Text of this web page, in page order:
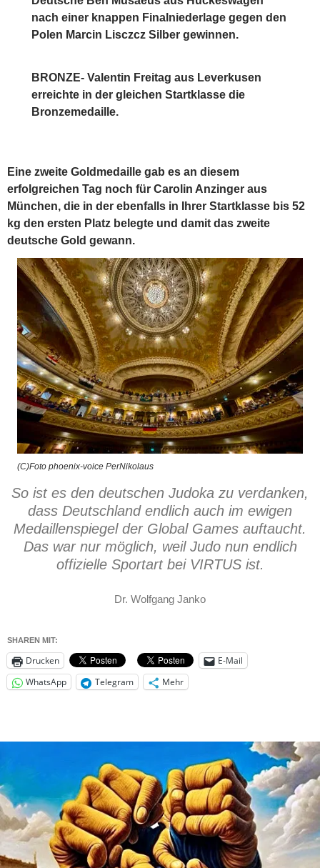
nach einer knappen Finalniederlage gegen den
Polen Marcin Lisczcz Silber gewinnen.
BRONZE- Valentin Freitag aus Leverkusen
erreichte in der gleichen Startklasse die
Bronzemedaille.
Eine zweite Goldmedaille gab es an diesem
erfolgreichen Tag noch für Carolin Anzinger aus
München, die in der ebenfalls in Ihrer Startklasse bis 52
kg den ersten Platz belegte und damit das zweite
deutsche Gold gewann.
(C)Foto phoenix-voice PerNikolaus
So ist es den deutschen Judoka zu verdanken,
dass Deutschland endlich auch im ewigen
Medaillenspiegel der Global Games auftaucht.
Das war nur möglich, weil Judo nun endlich
offizielle Sportart bei VIRTUS ist.
Dr. Wolfgang Janko
SHAREN MIT:
Drucken
E-Mail
WhatsApp
Telegram Mehr